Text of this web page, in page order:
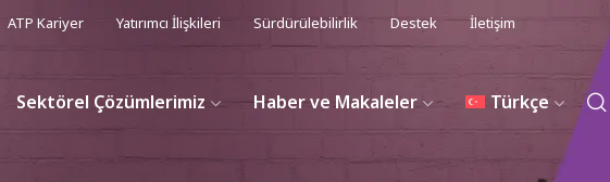
ATP Kariyer Yatırımcı İlişkileri Sürdürülebilirlik Destek İletişim
Sektörel Çözümlerimiz Haber ve Makaleler Türkçe